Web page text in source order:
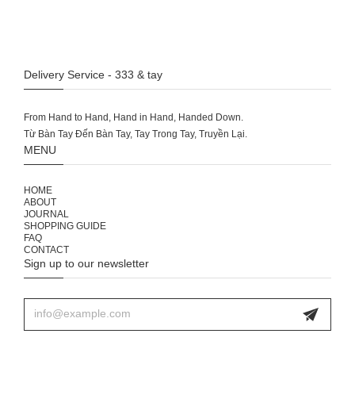
Delivery Service - 333 & tay
From Hand to Hand, Hand in Hand, Handed Down.
MENU
HOME
ABOUT
JOURNAL
SHOPPING GUIDE
FAQ
CONTACT
Sign up to our newsletter